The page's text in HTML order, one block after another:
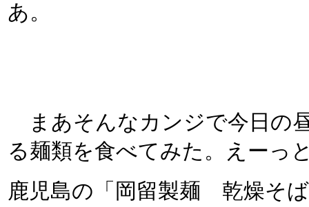
あ。
まあそんなカンジで今日の
る麺類を食べてみた。えーっ
鹿児島の「岡留製麺 乾燥そ